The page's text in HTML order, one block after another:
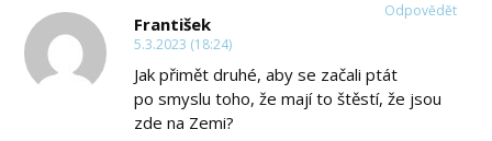
František
5.3.2023 (18:24)
Jak přimět druhé, aby se začali ptát
po smyslu toho, že mají to štěstí, že jsou
zde na Zemi?
Odpovědět